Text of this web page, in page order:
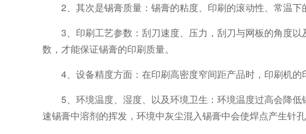
2、其次是锡膏质量：锡膏的粘度、印刷的滚动性、常温下
3、印刷工艺参数：刮刀速度、压力，刮刀与网板的角度
数，才能保证锡膏的印刷质量。
4、设备精度方面：在印刷高密度窄间距产品时，印刷机的
5、环境温度、湿度、以及环境卫生：环境温度过高会降
速锡膏中溶剂的挥发，环境中灰尘混入锡膏中会使焊点产生针孔